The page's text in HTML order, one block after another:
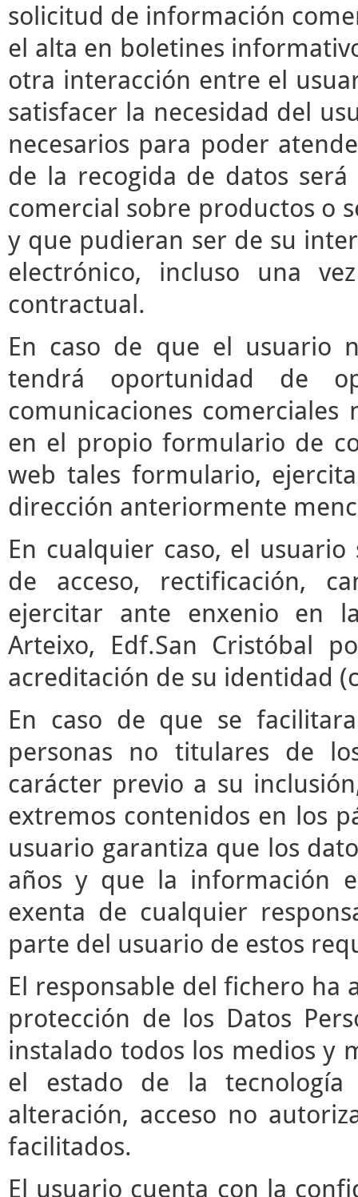
solicitud de información
el alta en boletines
otra interacción entre el
satisfacer la necesidad del
necesarios para poder
de la recogida de datos
comercial sobre productos o
y que pudieran ser de su
electrónico, incluso una
contractual.
En caso de que el usuario
tendrá oportunidad de
comunicaciones
en el propio formulario de
web tales formulario,
dirección anteriormente
En cualquier caso, el
de acceso, rectificación,
ejercitar ante enxenio en
Arteixo, Edf.San Cristóbal
acreditación de su identidad
En caso de que se
personas no titulares de
carácter previo a su
extremos contenidos en los
usuario garantiza que los
años y que la información
exenta de cualquier
parte del usuario de estos
El responsable del fichero ha
protección de los Datos
instalado todos los medios y
el estado de la
alteración, acceso no
facilitados.
El usuario cuenta con la